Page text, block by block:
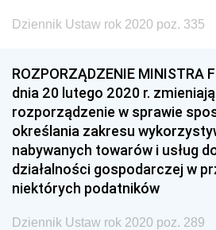
Dziennik Ustaw rok 2020 poz. 335
ROZPORZĄDZENIE MINISTRA
dnia 20 lutego 2020 r.
rozporządzenie w sprawie
określania zakresu
nabywanych towarów i usług
działalności gospodarczej w
niektórych podatników
Dziennik Ustaw rok 2020 poz. 289